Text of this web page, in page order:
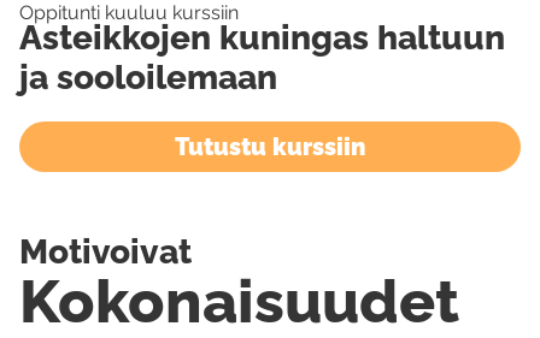
Oppitunti kuuluu kurssiin
Asteikkojen kuningas haltuun
ja sooloilemaan
Tutustu kurssiin
Kokonaisuudet
Motivoivat